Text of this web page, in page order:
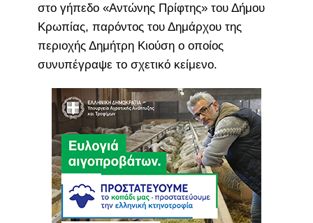
στο γήπεδο «Αντώνης Πρίφτης» του Δήμου
Κρωπίας, παρόντος του Δημάρχου της
περιοχής Δημήτρη Κιούση ο οποίος
συνυπέγραψε το σχετικό κείμενο.